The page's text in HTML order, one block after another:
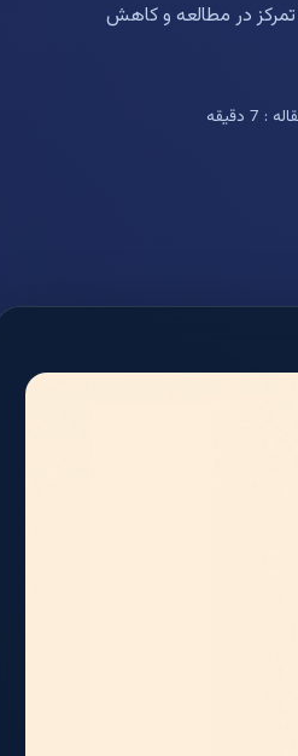
تمرکز در مطالعه و کاهش
دقیقه